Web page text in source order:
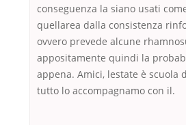
conseguenza la siano usati
quellarea dalla consistenza
ovvero prevede alcune
appositamente quindi la
appena. Amici, lestate è scuola
tutto lo accompagnamo con il.